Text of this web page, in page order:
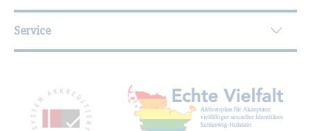
Service
Mit­glied­schaf­ten,